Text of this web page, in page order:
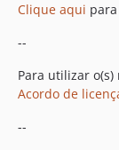
Clique aqui
--
Para utilizar o(s)
Acordo de
--